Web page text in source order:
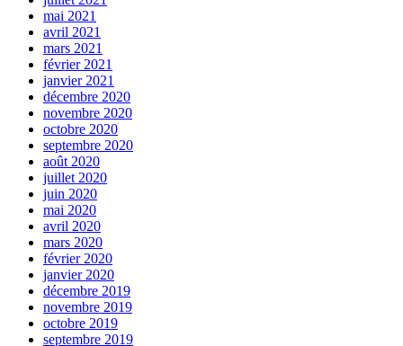
mai 2021
avril 2021
mars 2021
février 2021
janvier 2021
décembre 2020
novembre 2020
octobre 2020
septembre 2020
août 2020
juillet 2020
juin 2020
mai 2020
avril 2020
mars 2020
février 2020
janvier 2020
décembre 2019
novembre 2019
octobre 2019
septembre 2019